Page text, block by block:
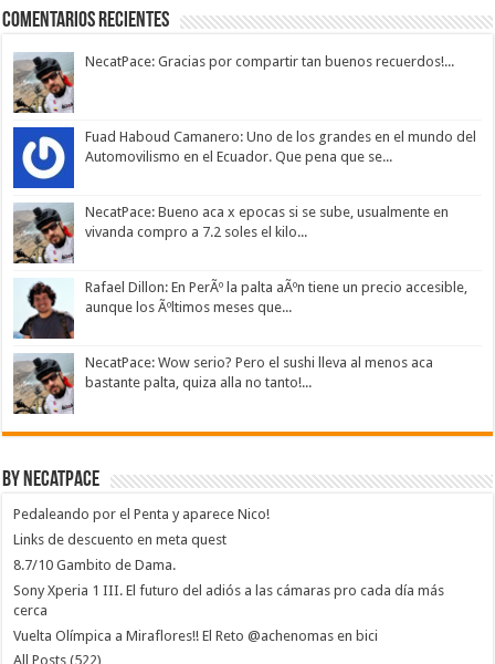
Comentarios Recientes
NecatPace: Gracias por compartir tan buenos recuerdos!...
Fuad Haboud Camanero: Uno de los grandes en el mundo del
Automovilismo en el Ecuador. Que pena que se...
NecatPace: Bueno aca x epocas si se sube, usualmente en
vivanda compro a 7.2 soles el kilo...
Rafael Dillon: En PerÃº la palta aÃºn tiene un precio accesible,
aunque los Ãºltimos meses que...
NecatPace: Wow serio? Pero el sushi lleva al menos aca
bastante palta, quiza alla no tanto!...
By NecatPace
Pedaleando por el Penta y aparece Nico!
Links de descuento en meta quest
8.7/10 Gambito de Dama.
Sony Xperia 1 III. El futuro del adiós a las cámaras pro cada día más
cerca
Vuelta Olímpica a Miraflores!! El Reto @achenomas en bici
All Posts (522)